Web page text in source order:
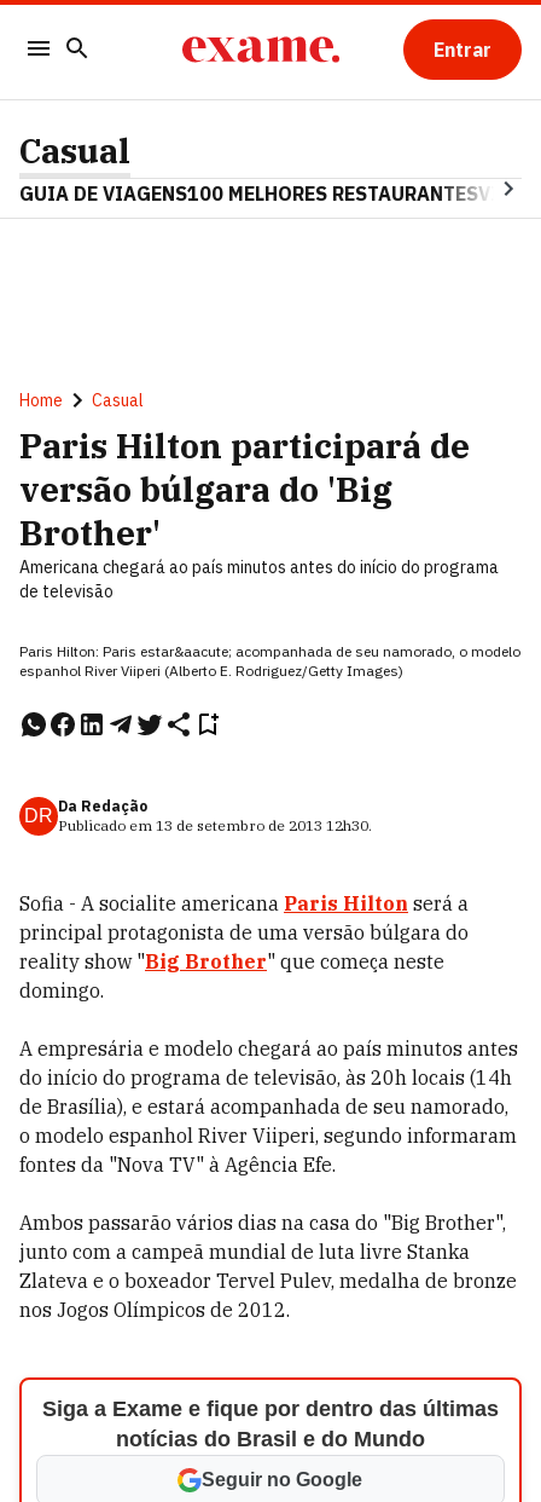
Entrar
Casual
GUIA DE VIAGENS100 MELHORES RESTAURANTES
Home Casual
Paris Hilton participará de
versão búlgara do 'Big
Brother'
Americana chegará ao país minutos antes do início do programa
de televisão
Paris Hilton: Paris estar&aacute; acompanhada de seu namorado, o modelo
espanhol River Viiperi (Alberto E. Rodriguez/Getty Images)
DR Da Redação
Publicado em 13 de setembro de 2013 12h30.
Sofia - A socialite americana Paris Hilton será a
principal protagonista de uma versão búlgara do
reality show "Big Brother" que começa neste
domingo.
A empresária e modelo chegará ao país minutos antes
do início do programa de televisão, às 20h locais (14h
de Brasília), e estará acompanhada de seu namorado,
o modelo espanhol River Viiperi, segundo informaram
fontes da "Nova TV" à Agência Efe.
Ambos passarão vários dias na casa do "Big Brother",
junto com a campeã mundial de luta livre Stanka
Zlateva e o boxeador Tervel Pulev, medalha de bronze
nos Jogos Olímpicos de 2012.
Siga a Exame e fique por dentro das últimas
notícias do Brasil e do Mundo
Seguir no Google